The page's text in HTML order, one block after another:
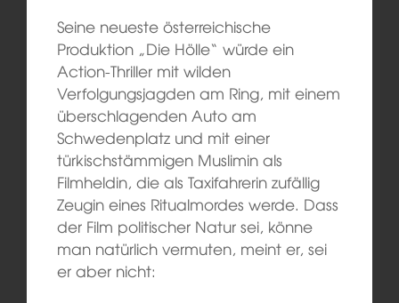
Seine neueste österreichische
Produktion „Die Hölle“ würde ein
Action-Thriller mit wilden
Verfolgungsjagden am Ring, mit einem
überschlagenden Auto am
Schwedenplatz und mit einer
türkischstämmigen Muslimin als
Filmheldin, die als Taxifahrerin zufällig
Zeugin eines Ritualmordes werde. Dass
der Film politischer Natur sei, könne
man natürlich vermuten, meint er, sei
er aber nicht: